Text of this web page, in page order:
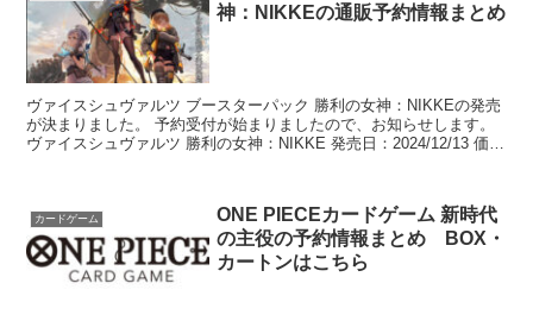
神：NIKKEの通販予約情報まとめ
ヴァイスシュヴァルツ ブースターパック 勝利の女神：NIKKEの発売
が決まりました。 予約受付が始まりましたので、お知らせします。
ヴァイスシュヴァルツ 勝利の女神：NIKKE 発売日：2024/12/13 価
カードゲーム
ONE PIECEカードゲーム 新時代
の主役の予約情報まとめ BOX・
カートンはこちら